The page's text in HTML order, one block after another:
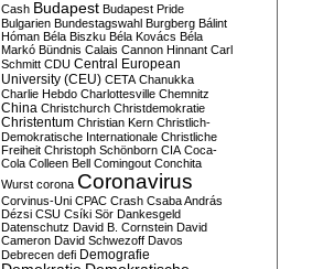
Cash Budapest Budapest Pride
Bulgarien Bundestagswahl Burgberg Bálint
Hóman Béla Biszku Béla Kovács Béla
Markó Bündnis Calais Cannon Hinnant Carl
Schmitt CDU Central European
University (CEU) CETA Chanukka
Charlie Hebdo Charlottesville Chemnitz
China Christchurch Christdemokratie
Christentum Christian Kern Christlich-
Demokratische Internationale Christliche
Freiheit Christoph Schönborn CIA Coca-
Cola Colleen Bell Comingout Conchita
Wurst corona Coronavirus
Corvinus-Uni CPAC Crash Csaba András
Dézsi CSU Csíki Sör Dankesgeld
Datenschutz David B. Cornstein David
Cameron David Schwezoff Davos
Debrecen defi Demografie